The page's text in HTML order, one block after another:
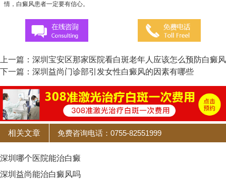
情，白癜风患者一定要有信心。
上一篇： 深圳宝安区那家医院看白斑老年人应该怎么预防白癜风
下一篇： 深圳益尚门诊部引发女性白癜风的因素有哪些
相关文章 免费咨询电话：0755-82551999
深圳哪个医院能治白癜
深圳益尚能治白癜风吗